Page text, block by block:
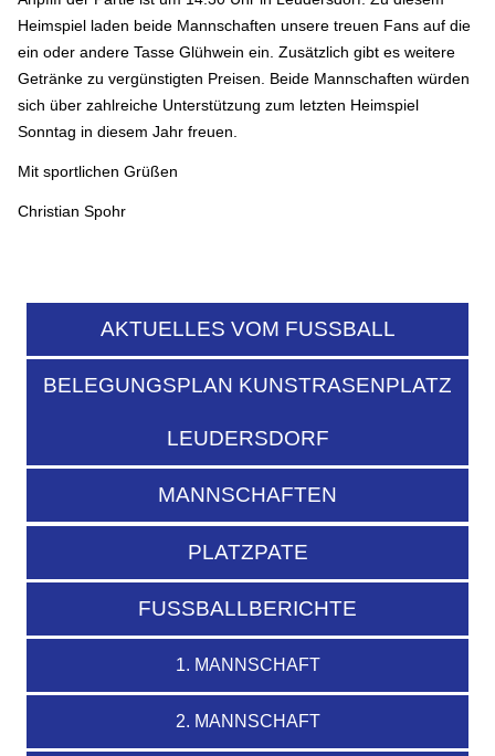
Heimspiel laden beide Mannschaften unsere treuen Fans auf die
ein oder andere Tasse Glühwein ein. Zusätzlich gibt es weitere
Getränke zu vergünstigten Preisen. Beide Mannschaften würden
sich über zahlreiche Unterstützung zum letzten Heimspiel
Sonntag in diesem Jahr freuen.
Mit sportlichen Grüßen
Christian Spohr
AKTUELLES VOM FUSSBALL
BELEGUNGSPLAN KUNSTRASENPLATZ
LEUDERSDORF
MANNSCHAFTEN
PLATZPATE
FUSSBALLBERICHTE
1. MANNSCHAFT
2. MANNSCHAFT